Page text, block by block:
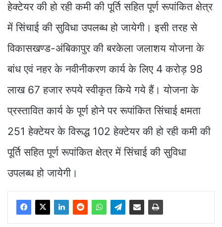
हेक्टेयर की हो रही कमी की पूर्ति सहित पूर्ण रूपांकित क्षेत्र
में सिंचाई की सुविधा उपलब्ध हो जायेगी। इसी तरह से
विकासखण्ड-अंबिकापुर की बरकेला जलाशय योजना के
बांध एवं नहर के नवीनीकरण कार्य के लिए 4 करोड़ 98
लाख 67 हजार रुपये स्वीकृत किये गये हैं। योजना के
प्रस्तावित कार्य के पूर्ण होने पर रूपांकित सिंचाई क्षमता
251 हेक्टेयर के विरूद्ध 102 हेक्टेयर की हो रही कमी की
पूर्ति सहित पूर्ण रूपांकित क्षेत्र में सिंचाई की सुविधा
उपलब्ध हो जायेगी।